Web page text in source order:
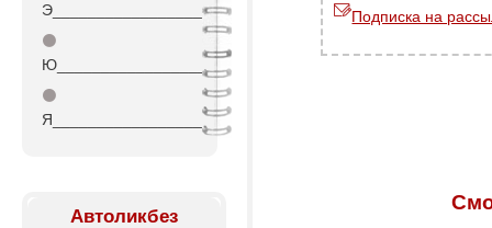
Э_________________
⚫
Ю_________________
⚫
Я_________________
Автоликбез
Подписка на